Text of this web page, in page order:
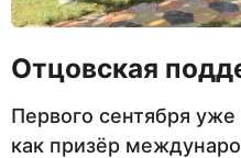
Отцовская
Первого сентября
как призёр